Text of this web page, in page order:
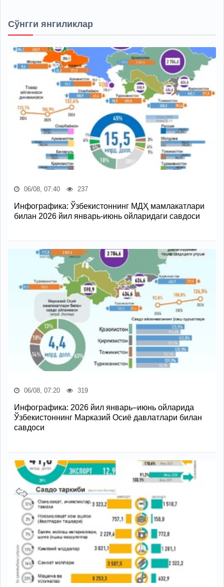
Сўнгги янгиликлар
06/08, 07:40 237
Инфографика: Ўзбекистоннинг МДҲ мамлакатлари
билан 2026 йил январь-июнь ойларидаги савдоси
06/08, 07:20 319
Инфографика: 2026 йил январь–июнь ойларида
Ўзбекистоннинг Марказий Осиё давлатлари билан
савдоси